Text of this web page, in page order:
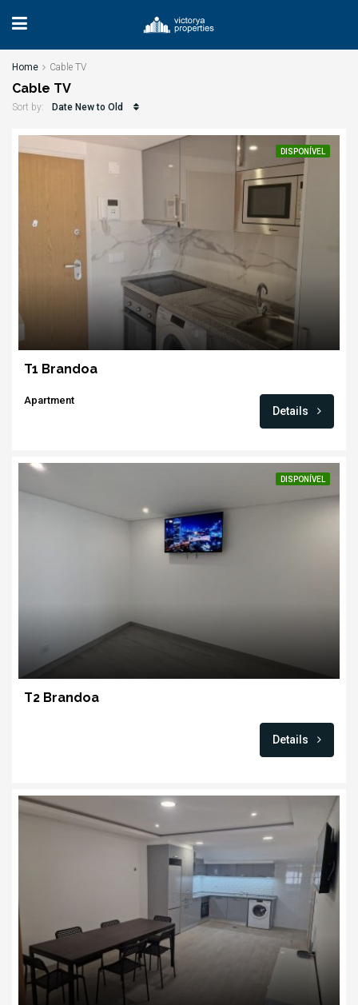
Home Cable TV
Cable TV
Sort by: Date New to Old
DISPONÍVEL
T1 Brandoa
Apartment
Details
DISPONÍVEL
T2 Brandoa
Details